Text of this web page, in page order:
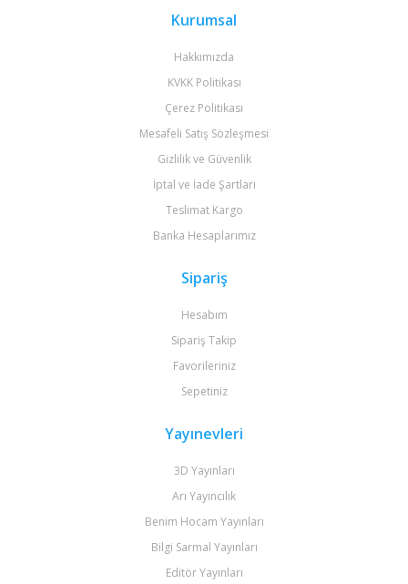
Kurumsal
Hakkımızda
KVKK Politikası
Çerez Politikası
Mesafeli Satış Sözleşmesi
Gizlilik ve Güvenlik
İptal ve İade Şartları
Teslimat Kargo
Banka Hesaplarımız
Sipariş
Hesabım
Sipariş Takip
Favorileriniz
Sepetiniz
Yayınevleri
3D Yayınları
Arı Yayıncılık
Benim Hocam Yayınları
Bilgi Sarmal Yayınları
Editör Yayınları